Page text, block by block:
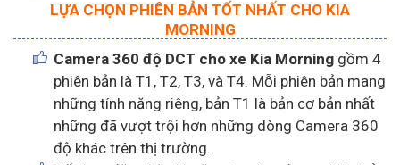
LỰA CHỌN PHIÊN BẢN TỐT NHẤT CHO KIA
MORNING
Camera 360 độ DCT cho xe Kia Morning gồm 4
phiên bản là T1, T2, T3, và T4. Mỗi phiên bản mang
những tính năng riêng, bản T1 là bản cơ bản nhất
những đã vượt trội hơn những dòng Camera 360
độ khác trên thị trường.